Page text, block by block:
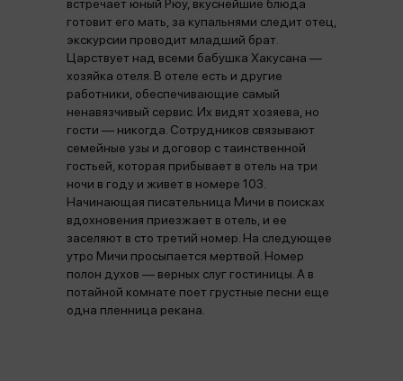
встречает юный Рюу, вкуснейшие блюда
готовит его мать, за купальнями следит отец,
экскурсии проводит младший брат.
Царствует над всеми бабушка Хакусана —
хозяйка отеля. В отеле есть и другие
работники, обеспечивающие самый
ненавязчивый сервис. Их видят хозяева, но
гости — никогда. Сотрудников связывают
семейные узы и договор с таинственной
гостьей, которая прибывает в отель на три
ночи в году и живет в номере 103.
Начинающая писательница Мичи в поисках
вдохновения приезжает в отель, и ее
заселяют в сто третий номер. На следующее
утро Мичи просыпается мертвой. Номер
полон духов — верных слуг гостиницы. А в
потайной комнате поет грустные песни еще
одна пленница рекана.